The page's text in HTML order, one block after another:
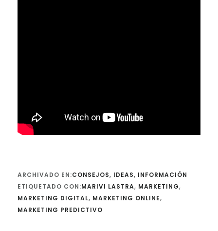
ARCHIVADO EN:CONSEJOS, IDEAS, INFORMACIÓN
ETIQUETADO CON:MARIVI LASTRA, MARKETING,
MARKETING DIGITAL, MARKETING ONLINE,
MARKETING PREDICTIVO